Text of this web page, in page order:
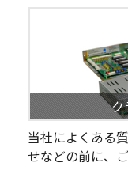
ク
当社によくある
せなどの前に、